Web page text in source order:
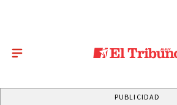
PUBLICIDAD